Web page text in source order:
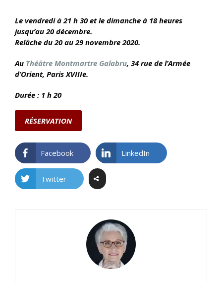
Le vendredi à 21 h 30 et le dimanche à 18 heures
jusqu’au 20 décembre.
Relâche du 20 au 29 novembre 2020.
Au Théâtre Montmartre Galabru, 34 rue de l’Armée
d’Orient, Paris XVIIIe.
Durée : 1 h 20
RÉSERVATION
Facebook LinkedIn
Twitter